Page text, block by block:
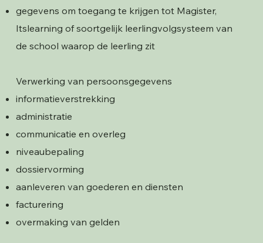
gegevens om toegang te krijgen tot Magister,
Itslearning of soortgelijk leerlingvolgsysteem van
de school waarop de leerling zit
Verwerking van persoonsgegevens
informatieverstrekking
administratie
communicatie en overleg
niveaubepaling
dossiervorming
aanleveren van goederen en diensten
facturering
overmaking van gelden